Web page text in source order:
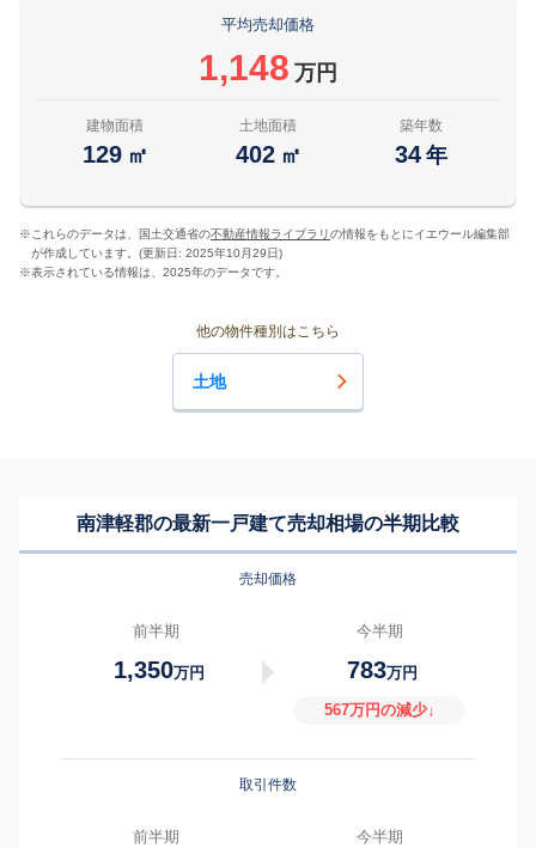
平均売却価格
1,148 万円
建物面積
129 ㎡
土地面積
402 ㎡
築年数
34 年
※ これらのデータは、国土交通省の不動産情報ライブラリの情報をもとにイエウール編集部
が作成しています。(更新日: 2025年10月29日)
※表示されている情報は、2025年のデータです。
他の物件種別はこちら
土地
南津軽郡の最新一戸建て売却相場の半期比較
売却価格
前半期
1,350万円
今半期
783万円
567万円の減少↓
取引件数
前半期 今半期